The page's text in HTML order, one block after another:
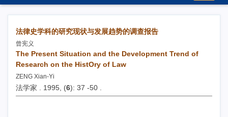
航
切
法律史学科的研究现状与发展趋势的调查报告
曾宪义
The Present Situation and the Development Trend of
Research on the HistOry of Law
ZENG Xian-Yi
法学家 . 1995, (6): 37 -50 .